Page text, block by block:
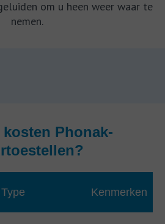
om u heen weer waar te
nemen.
kosten Phonak-
Type Kenmerken